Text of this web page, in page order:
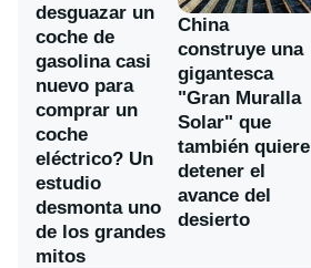
desguazar un
coche de
gasolina casi
nuevo para
comprar un
coche
eléctrico? Un
estudio
desmonta uno
de los grandes
mitos
China
construye una
gigantesca
"Gran Muralla
Solar" que
también quiere
detener el
avance del
desierto